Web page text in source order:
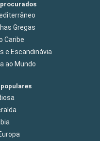
Gregas
Caribe
e Escandinávia
ao Mundo